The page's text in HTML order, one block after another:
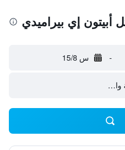
إي بيراميدي
- س 15/8